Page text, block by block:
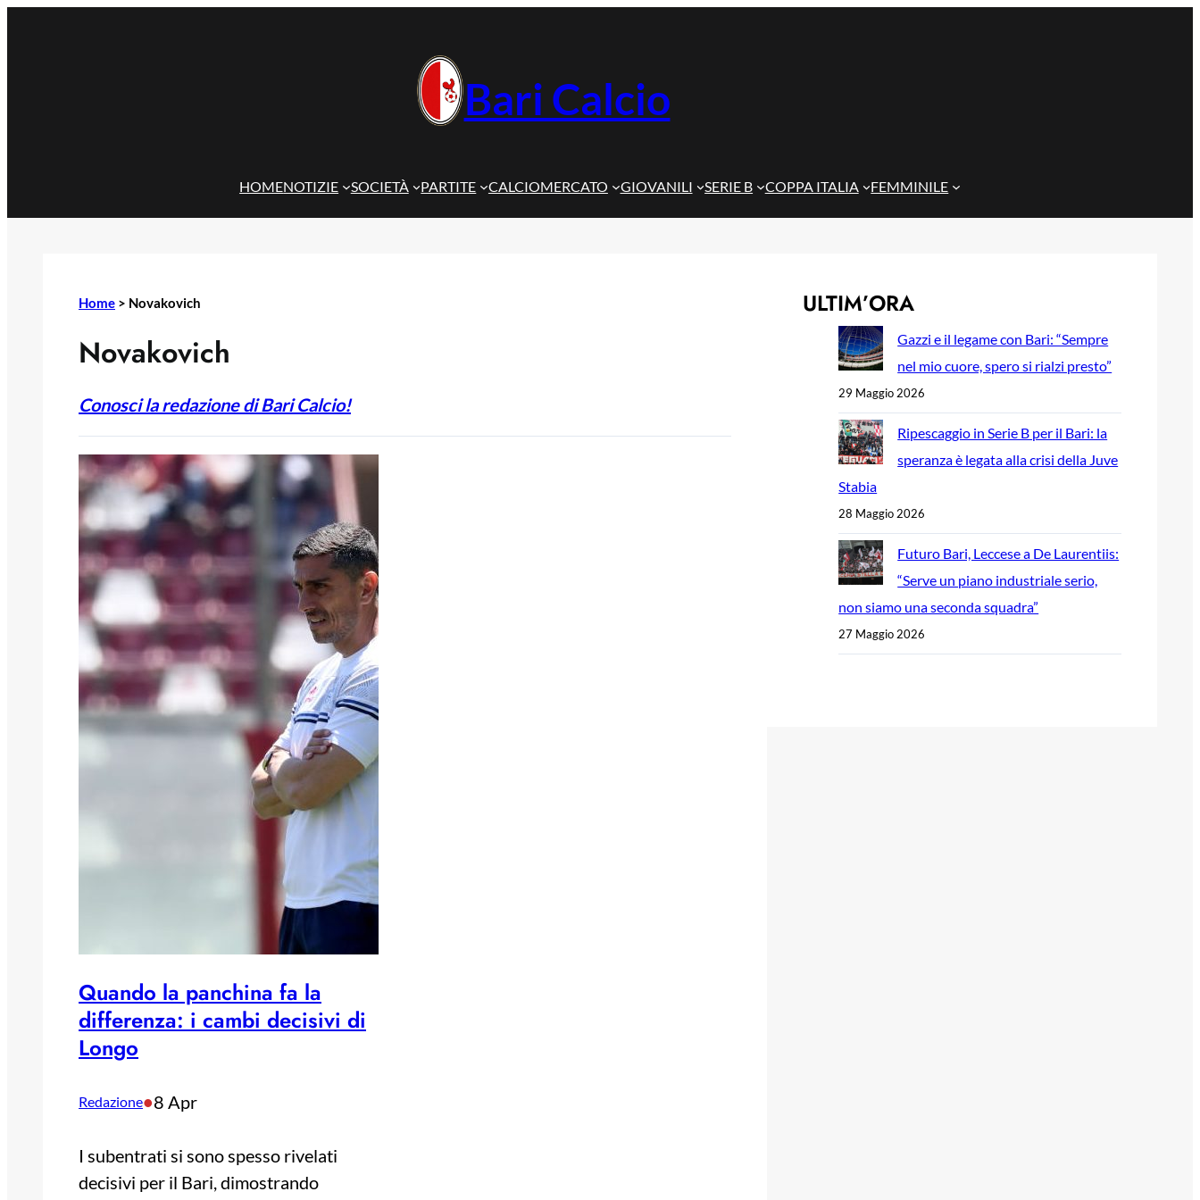
Bari Calcio
HOMENOTIZIE SOCIETÀ PARTITE CALCIOMERCATO GIOVANILI SERIE B COPPA ITALIA FEMMINILE
Home > Novakovich
Novakovich
Conosci la redazione di Bari Calcio!
Quando la panchina fa la
differenza: i cambi decisivi di
Longo
Redazione•8 Apr
I subentrati si sono spesso rivelati
decisivi per il Bari, dimostrando
ULTIM’ORA
Gazzi e il legame con Bari: “Sempre
nel mio cuore, spero si rialzi presto”
29 Maggio 2026
Ripescaggio in Serie B per il Bari: la
speranza è legata alla crisi della Juve
Stabia
28 Maggio 2026
Futuro Bari, Leccese a De Laurentiis:
“Serve un piano industriale serio,
non siamo una seconda squadra”
27 Maggio 2026